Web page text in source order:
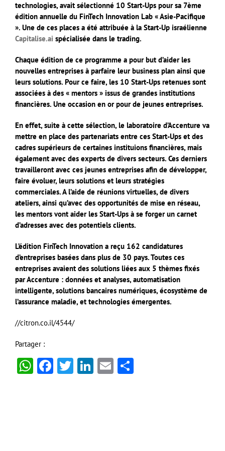
technologies, avait sélectionné 10 Start-Ups pour sa 7ème
édition annuelle du FinTech Innovation Lab « Asie-Pacifique
». Une de ces places a été attribuée à la Start-Up israélienne
Capitalise.ai spécialisée dans le trading.
Chaque édition de ce programme a pour but d’aider les
nouvelles entreprises à parfaire leur business plan ainsi que
leurs solutions. Pour ce faire, les 10 Start-Ups retenues sont
associées à des « mentors » issus de grandes institutions
financières. Une occasion en or pour de jeunes entreprises.
En effet, suite à cette sélection, le laboratoire d’Accenture va
mettre en place des partenariats entre ces Start-Ups et des
cadres supérieurs de certaines instituions financières, mais
également avec des experts de divers secteurs. Ces derniers
travailleront avec ces jeunes entreprises afin de développer,
faire évoluer, leurs solutions et leurs stratégies
commerciales. A l’aide de réunions virtuelles, de divers
ateliers, ainsi qu’avec des opportunités de mise en réseau,
les mentors vont aider les Start-Ups à se forger un carnet
d’adresses avec des potentiels clients.
L’édition FinTech Innovation a reçu 162 candidatures
d’entreprises basées dans plus de 30 pays. Toutes ces
entreprises avaient des solutions liées aux 5 thèmes fixés
par Accenture : données et analyses, automatisation
intelligente, solutions bancaires numériques, écosystème de
l’assurance maladie, et technologies émergentes.
//citron.co.il/4544/
Partager :
WhatsApp
Facebook
Twitter
LinkedIn
Email